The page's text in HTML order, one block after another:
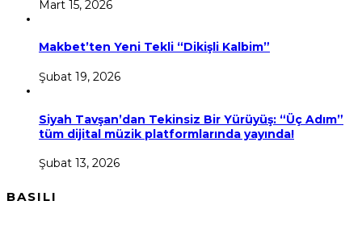
Mart 15, 2026
Makbet’ten Yeni Tekli “Dikişli Kalbim”
Şubat 19, 2026
Siyah Tavşan’dan Tekinsiz Bir Yürüyüş: “Üç Adım”
tüm dijital müzik platformlarında yayında!
Şubat 13, 2026
BASILI